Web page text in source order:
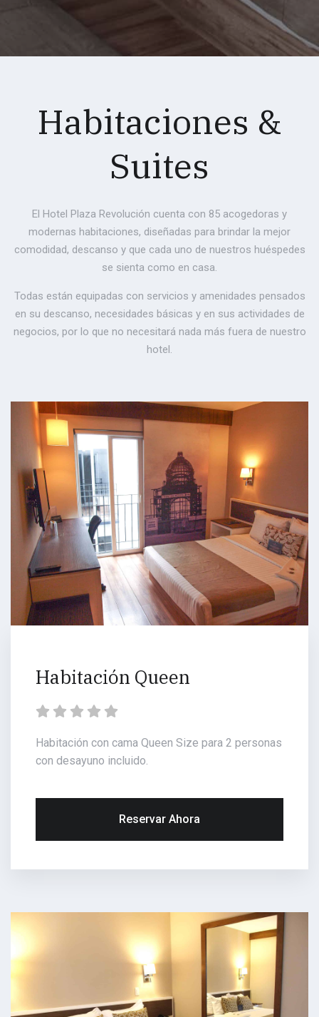
Habitaciones &
Suites
El Hotel Plaza Revolución cuenta con 85 acogedoras y
modernas habitaciones, diseñadas para brindar la mejor
comodidad, descanso y que cada uno de nuestros huéspedes
se sienta como en casa.
Todas están equipadas con servicios y amenidades pensados
en su descanso, necesidades básicas y en sus actividades de
negocios, por lo que no necesitará nada más fuera de nuestro
hotel.
Habitación Queen
Habitación con cama Queen Size para 2 personas
con desayuno incluido.
Reservar Ahora